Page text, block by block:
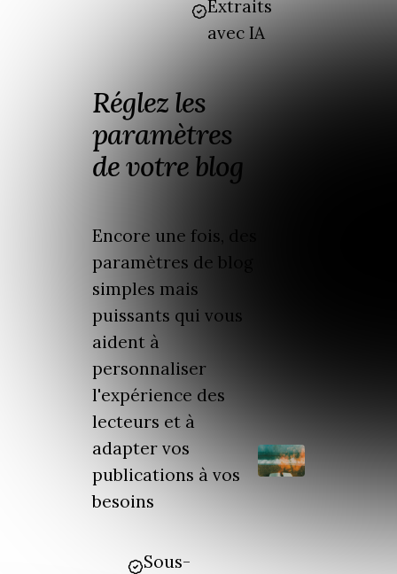
Extraits
avec IA
Réglez les
paramètres
de votre blog
Encore une fois, des
paramètres de blog
simples mais
puissants qui vous
aident à
personnaliser
l'expérience des
lecteurs et à
adapter vos
publications à vos
besoins
Sous-